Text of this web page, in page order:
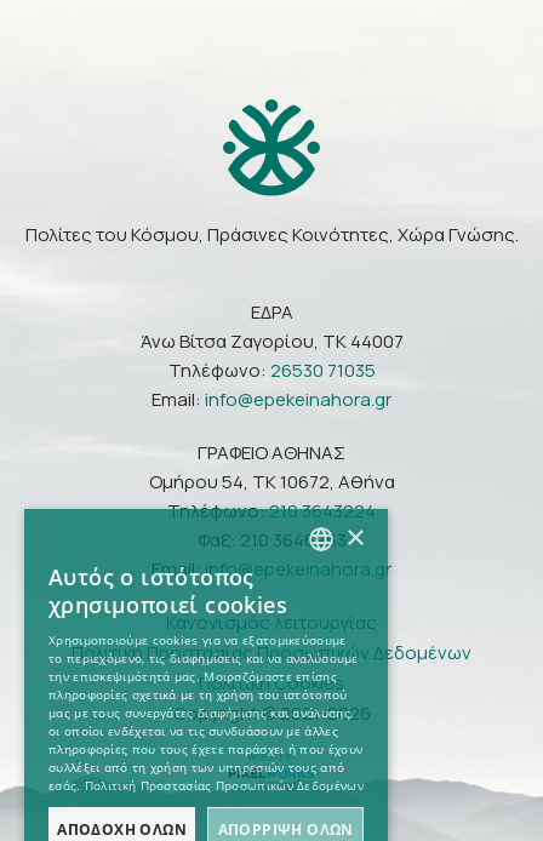
Πολίτες του Κόσμου, Πράσινες Κοινότητες, Χώρα Γνώσης.
ΕΔΡΑ
Άνω Βίτσα Ζαγορίου, ΤΚ 44007
Τηλέφωνο: 26530 71035
Email: info@epekeinahora.gr
ΓΡΑΦΕΙΟ ΑΘΗΝΑΣ
Ομήρου 54, ΤΚ 10672, Αθήνα
Τηλέφωνο:210 3643224
Φαξ: 210 3646953
Email:info@epekeinahora.gr
Κανονισμός λειτουργίας
Πολιτική Προστασίας Προσωπικών Δεδομένων
Πολιτική Cookies
Copyright © 2021-2026
ENGLISH
×
Αυτός ο ιστότοπος
χρησιμοποιεί cookies
Χρησιμοποιούμε cookies για να εξατομικεύσουμε
το περιεχόμενο, τις διαφημίσεις και να αναλύσουμε
την επισκεψιμότητά μας. Μοιραζόμαστε επίσης
πληροφορίες σχετικά με τη χρήση του ιστότοπού
μας με τους συνεργάτες διαφήμισης και ανάλυσης,
οι οποίοι ενδέχεται να τις συνδυάσουν με άλλες
πληροφορίες που τους έχετε παράσχει ή που έχουν
συλλέξει από τη χρήση των υπηρεσιών τους από
εσάς. Πολιτική Προστασίας Προσωπικών Δεδομένων
ΑΠΟΔΟΧΉ ΌΛΩΝ ΑΠΌΡΡΙΨΗ ΌΛΩΝ